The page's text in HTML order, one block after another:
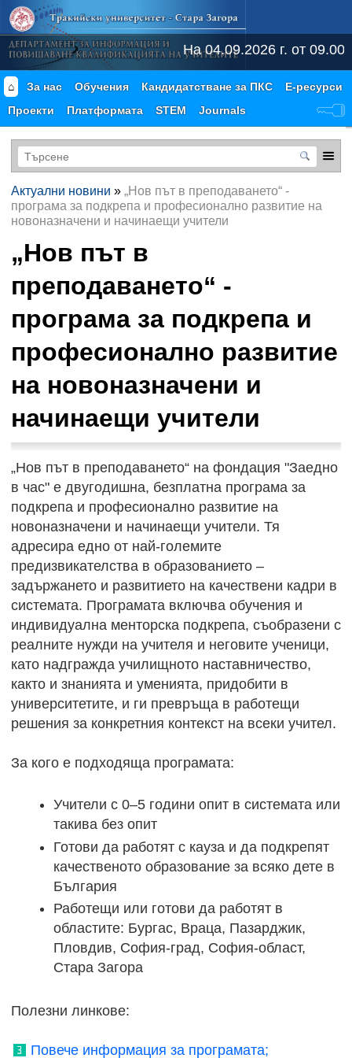
На 04.09.2026 г. от 09.00
⌂ За нас Обучения Кандидатстване за ПКС
Е-ресурси
Проекти
Платформата STEM Journals
Актуални новини » „Нов път в преподаването“ -
програма за подкрепа и професионално развитие на
новоназначени и начинаещи учители
„Нов път в
преподаването“ -
програма за подкрепа и
професионално развитие
на новоназначени и
начинаещи учители
„Нов път в преподаването“ на фондация "Заедно
в час" е двугодишна, безплатна програма за
подкрепа и професионално развитие на
новоназначени и начинаещи учители. Тя
адресира едно от най-големите
предизвикателства в образованието –
задържането и развитието на качествени кадри в
системата. Програмата включва обучения и
индивидуална менторска подкрепа, съобразени с
реалните нужди на учителя и неговите ученици,
като надгражда училищното наставничество,
както и знанията и уменията, придобити в
университетите, и ги превръща в работещи
решения за конкретния контекст на всеки учител.
За кого е подходяща програмата:
Учители с 0–5 години опит в системата или
такива без опит
Готови да работят с кауза и да подкрепят
качественото образование за всяко дете в
България
Работещи или готови да работят в
областите: Бургас, Враца, Пазарджик,
Пловдив, София-град, София-област,
Стара Загора
Полезни линкове:
Повече информация за програмата;